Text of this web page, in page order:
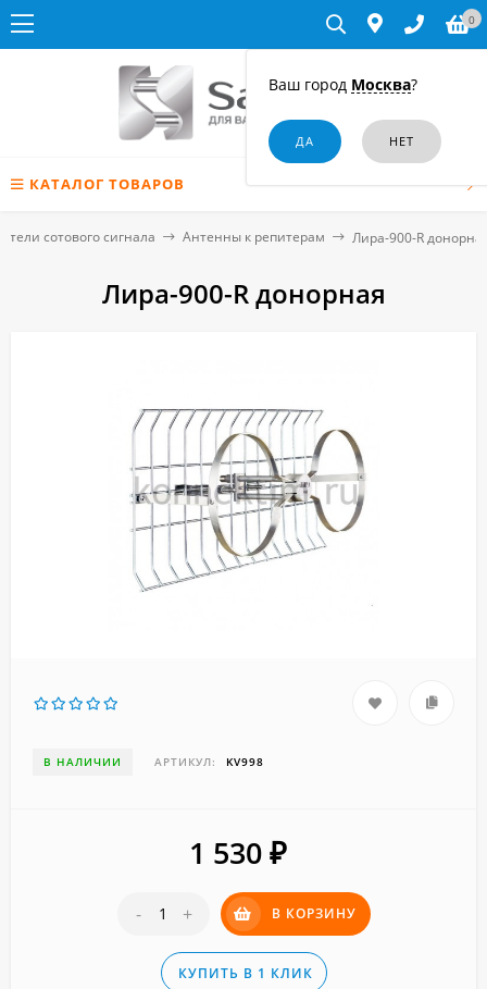
Ваш город Москва?
0
КАТАЛОГ ТОВАРОВ
сотового сигнала Антенны к репитерам Лира-900-R
Лира-900-R донорная
В НАЛИЧИИ АРТИКУЛ: KV998
1 530 ₽
- + В КОРЗИНУ
КУПИТЬ В 1 КЛИК